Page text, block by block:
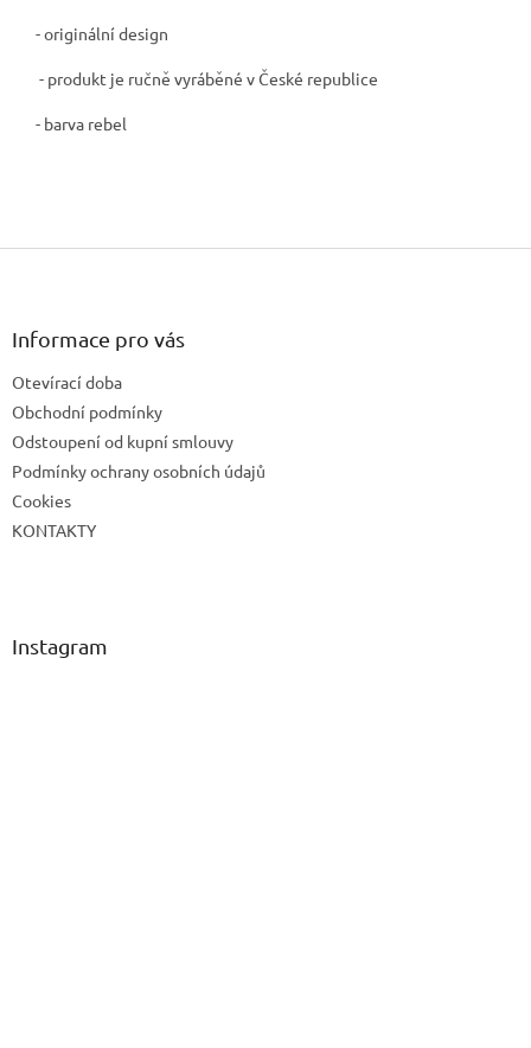
- originální design
- produkt je ručně vyráběné v České republice
- barva rebel
Z
Informace pro vás
Otevírací doba
Obchodní podmínky
Odstoupení od kupní smlouvy
Podmínky ochrany osobních údajů
Cookies
KONTAKTY
Instagram